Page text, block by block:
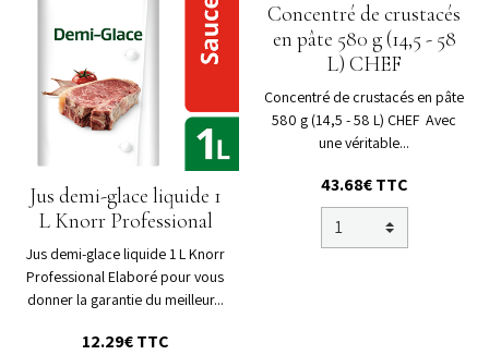
Jus demi-glace liquide 1
L Knorr Professional
Jus demi-glace liquide 1 L Knorr
Professional Elaboré pour vous
donner la garantie du meilleur...
12.29€ TTC
Concentré de crustacés
en pâte 580 g (14,5 - 58
L) CHEF
Concentré de crustacés en pâte
580 g (14,5 - 58 L) CHEF Avec
une véritable...
43.68€ TTC